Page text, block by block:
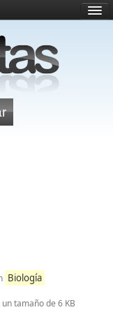
Biología
tamaño de 6 KB